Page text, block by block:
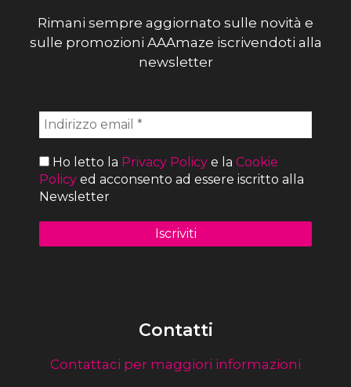
Rimani sempre aggiornato sulle novità e
sulle promozioni AAAmaze iscrivendoti alla
newsletter
Ho letto la Privacy Policy e la Cookie
Policy ed acconsento ad essere iscritto alla
Newsletter
Contatti
Contattaci per maggiori informazioni